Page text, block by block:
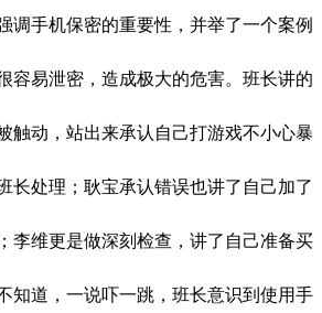
调手机保密的重要性，并举了一个案例
容易泄密，造成极大的危害。班长讲的
触动，站出来承认自己打游戏不小心暴
长处理；耿宝承认错误也讲了自己加了
李维更是做深刻检查，讲了自己准备买
知道，一说吓一跳，班长意识到使用手